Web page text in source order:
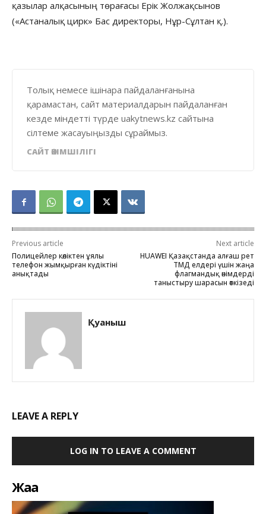
қазылар алқасының төрағасы Ерік Жолжақсынов
(«Астаналық цирк» Бас директоры, Нұр-Сұлтан қ.).
Толық немесе ішінара пайдаланғанына
қарамастан, сайт материалдарын пайдаланған
кезде міндетті түрде uakytnews.kz сайтына
сілтеме жасауыңызды сұраймыз.
САЙТ ӘКІМШІЛІГІ
Previous article
Полицейлер көліктен ұялы
телефон жымқырған күдіктіні
анықтады
Next article
HUAWEI Қазақстанда алғаш рет
ТМД елдері үшін жаңа
флагмандық өнімдерді
таныстыру шарасын өткізеді
Қуаныш
LEAVE A REPLY
LOG IN TO LEAVE A COMMENT
Жаңа